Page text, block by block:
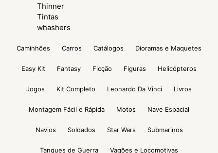
Thinner
Tintas
whashers
Caminhões Carros Catálogos Dioramas e Maquetes
Easy Kit Fantasy Ficção Figuras Helicópteros
Jogos Kit Completo Leonardo Da Vinci Livros
Montagem Fácil e Rápida Motos Nave Espacial
Navios Soldados Star Wars Submarinos
Tanques de Guerra Vagões e Locomotivas